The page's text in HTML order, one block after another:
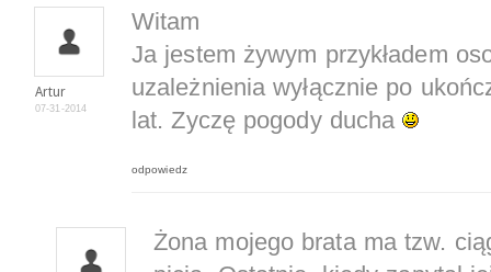
Artur
07-31-2014
Witam
Ja jestem żywym przykładem
uzależnienia wyłącznie po
lat. Zyczę pogody ducha
odpowiedz
Żona mojego brata ma tzw.